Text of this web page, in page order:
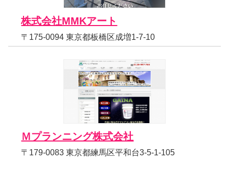
株式会社MMKアート
〒175-0094 東京都板橋区成増1-7-10
Ｍプランニング株式会社
〒179-0083 東京都練馬区平和台3-5-1-105